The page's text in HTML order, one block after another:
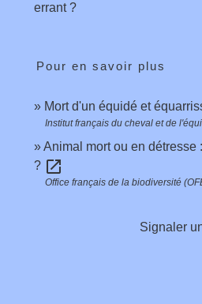
errant ?
Pour en savoir plus
Mort d'un équidé et
Institut français du cheval et de
Animal mort ou en détresse
? open_in_new
Office français de la biodiversité
Signaler